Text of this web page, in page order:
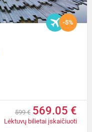
-5%
599 € 569.05 €
Lėktuvų bilietai įskaičiuoti